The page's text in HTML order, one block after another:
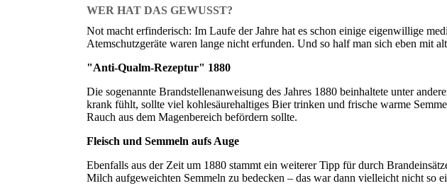
WER HAT DAS GEWUSST?
Not macht erfinderisch: Im Laufe der Jahre hat es schon einige eigenwillige
Atemschutzgeräte waren lange nicht erfunden. Und so half man sich eben mit
"Anti-Qualm-Rezeptur" 1880
Die sogenannte Brandstellenanweisung des Jahres 1880 beinhaltete unter
krank fühlt, sollte viel kohlesäurehaltiges Bier trinken und frische warme
Rauch aus dem Magenbereich befördern sollte.
Fleisch und Semmeln aufs Auge
Ebenfalls aus der Zeit um 1880 stammt ein weiterer Tipp für durch
Milch aufgeweichten Semmeln zu bedecken – das war dann vielleicht nicht so